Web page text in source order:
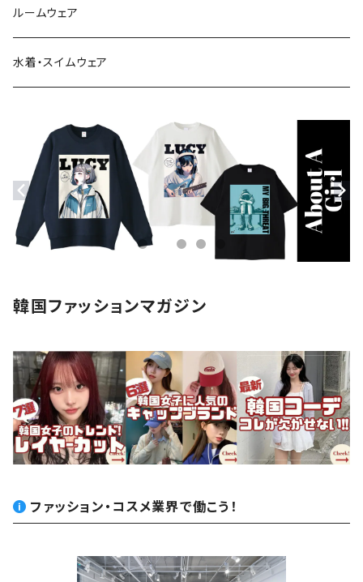
シャツ・ブラウス
スニーカー
サンダル
バッグ
帽子
モバイルケース
ステッカー
ルームウェア
水着・スイムウェア
韓国ファッションマガジン
ファッション・コスメ業界で働こう！